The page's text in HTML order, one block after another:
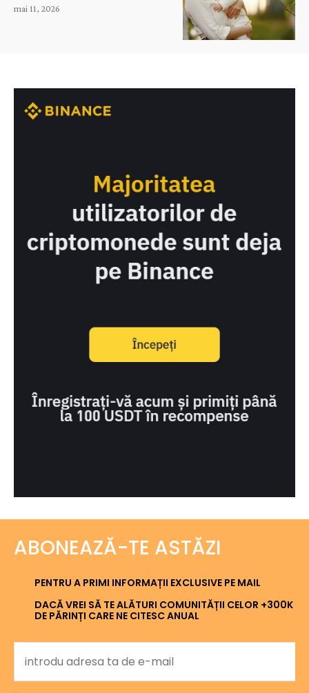
mai 11, 2026
ABONEAZĂ-TE ASTĂZI
PENTRU A PRIMI INFORMAȚII EXCLUSIVE PE MAIL
DACĂ VREI SĂ TE ALĂTURI COMUNITĂȚII CELOR +300K
DE PĂRINȚI CARE NE CITESC ANUAL